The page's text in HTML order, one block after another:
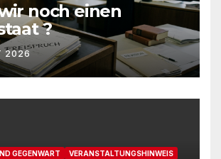
noch einen
?
2026
GEGENWART VERANSTALTUNGSHINWEIS